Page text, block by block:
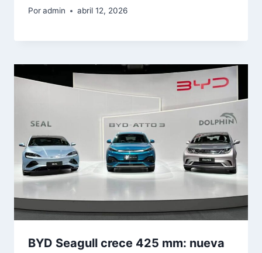
Poradmin abril 12, 2026
BYD Seagull crece 425 mm: nueva